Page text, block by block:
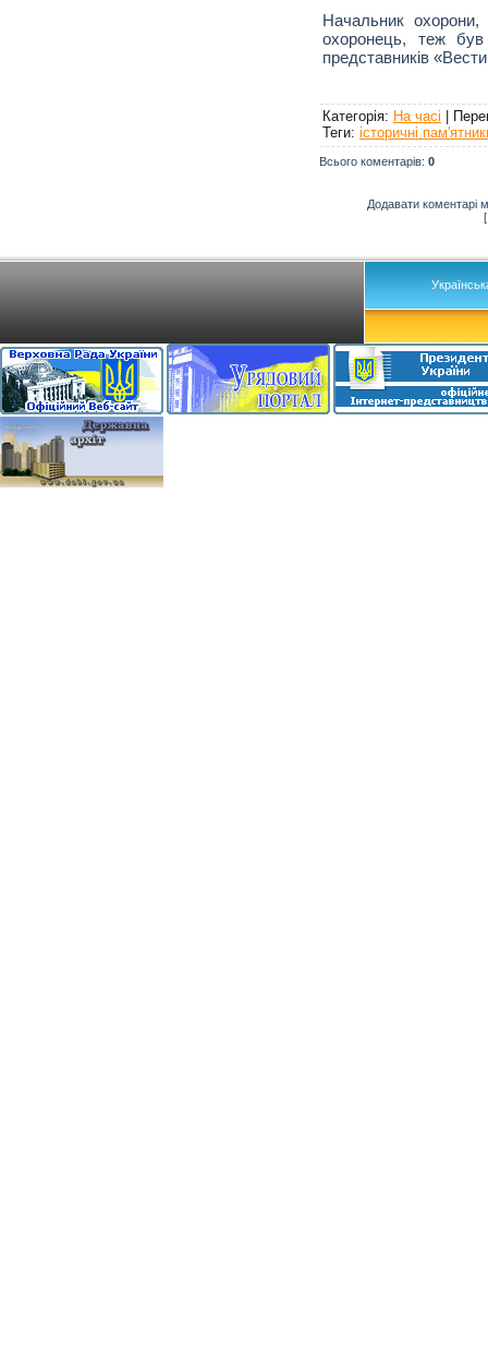
Начальник
охоронець, теж
представників
Категорія: На часі |
Теги: історичні
Всього коментарів: 0
Додавати коментарі